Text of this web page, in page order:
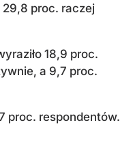
proc. raczej
18,9 proc.
a 9,7 proc.
proc. respondentów.